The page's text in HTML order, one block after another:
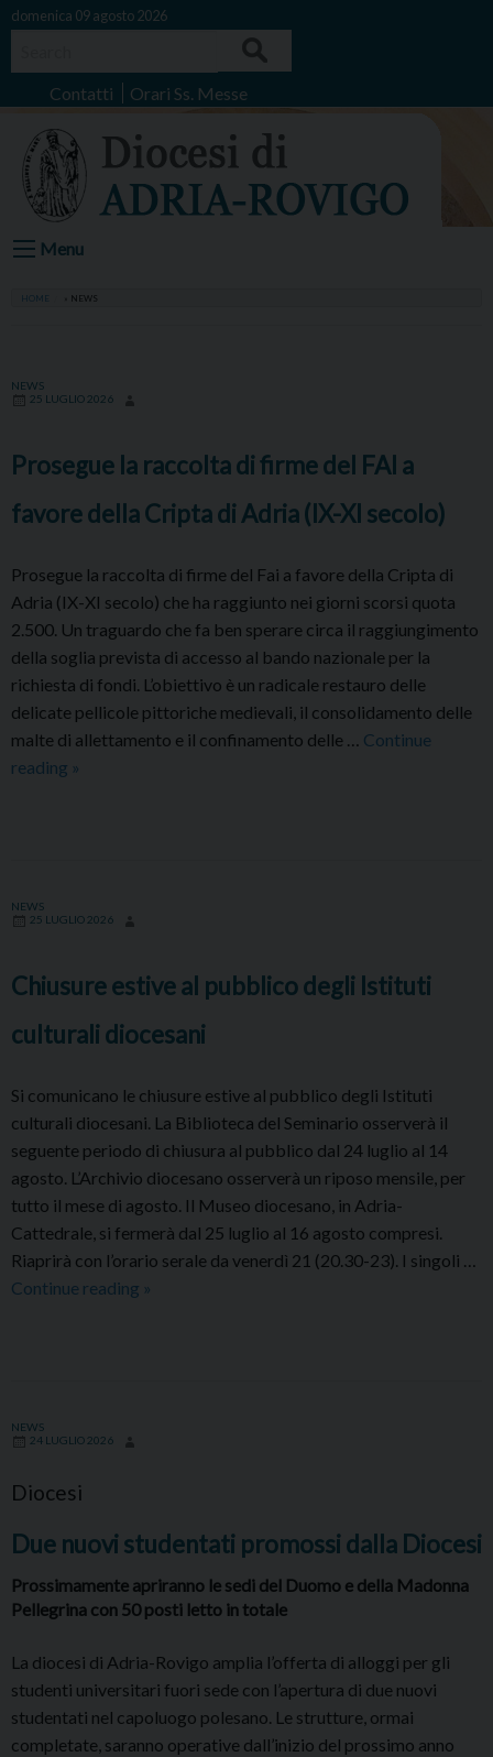
Skip
domenica 09 agosto 2026
Contatti Orari Ss. Messe
Menu
HOME NEWS
NEWS
25 LUGLIO 2026
Prosegue la raccolta di firme del FAI a
favore della Cripta di Adria (IX-XI secolo)
Prosegue la raccolta di firme del Fai a favore della Cripta di
Adria (IX-XI secolo) che ha raggiunto nei giorni scorsi quota
2.500. Un traguardo che fa ben sperare circa il raggiungimento
della soglia prevista di accesso al bando nazionale per la
richiesta di fondi. L’obiettivo è un radicale restauro delle
delicate pellicole pittoriche medievali, il consolidamento delle
malte di allettamento e il confinamento delle … Continue
reading Prosegue
favore
Cripta
Adria
(IX-
XI
secolo)
»
NEWS
25 LUGLIO 2026
Chiusure estive al pubblico degli Istituti
culturali diocesani
Si comunicano le chiusure estive al pubblico degli Istituti
culturali diocesani. La Biblioteca del Seminario osserverà il
seguente periodo di chiusura al pubblico dal 24 luglio al 14
agosto. L’Archivio diocesano osserverà un riposo mensile, per
tutto il mese di agosto. Il Museo diocesano, in Adria-
Cattedrale, si fermerà dal 25 luglio al 16 agosto compresi.
Riaprirà con l’orario serale da venerdì 21 (20.30-23). I singoli …
Continue reading Chiusure
»
NEWS
24 LUGLIO 2026
Diocesi
Due nuovi studentati promossi dalla Diocesi
Prossimamente apriranno le sedi del Duomo e della Madonna
Pellegrina con 50 posti letto in totale
La diocesi di Adria-Rovigo amplia l’offerta di alloggi per gli
studenti universitari fuori sede con l’apertura di due nuovi
studentati nel capoluogo polesano. Le strutture, ormai
completate, saranno operative dall’inizio del prossimo anno